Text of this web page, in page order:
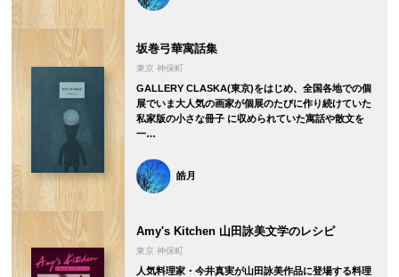
坂巻弓華寓話集
東京 神保町
GALLERY CLASKA(東京)をはじめ、全国各地での個
展でいま大人気の画家が個展のたびに作り続けていた
私家版の小さな冊子 に収められていた寓話や散文を
一…
皓月
Amy's Kitchen 山田詠美文学のレシピ
東京 神保町
人気料理家・今井真実が山田詠美作品に登場する料理